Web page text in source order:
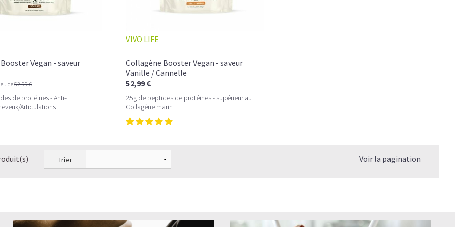
Vegan - saveur
de52,99 €
de protéines - Anti-
Articulations
VIVO LIFE
Collagène Booster Vegan - saveur
Vanille / Cannelle
52,99 €
25g de peptides de protéines - supérieur au
Collagène marin
Trier Voir la pagination